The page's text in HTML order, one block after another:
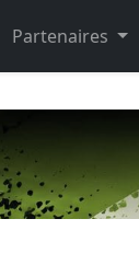
Partenaires